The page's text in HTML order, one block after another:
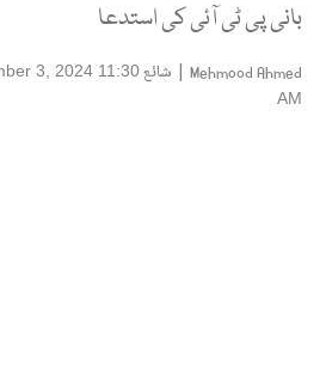
بانی پی ٹی آئی کی استدعا
Mehmood Ahmed
| شائع3, 2024 11:30
AM